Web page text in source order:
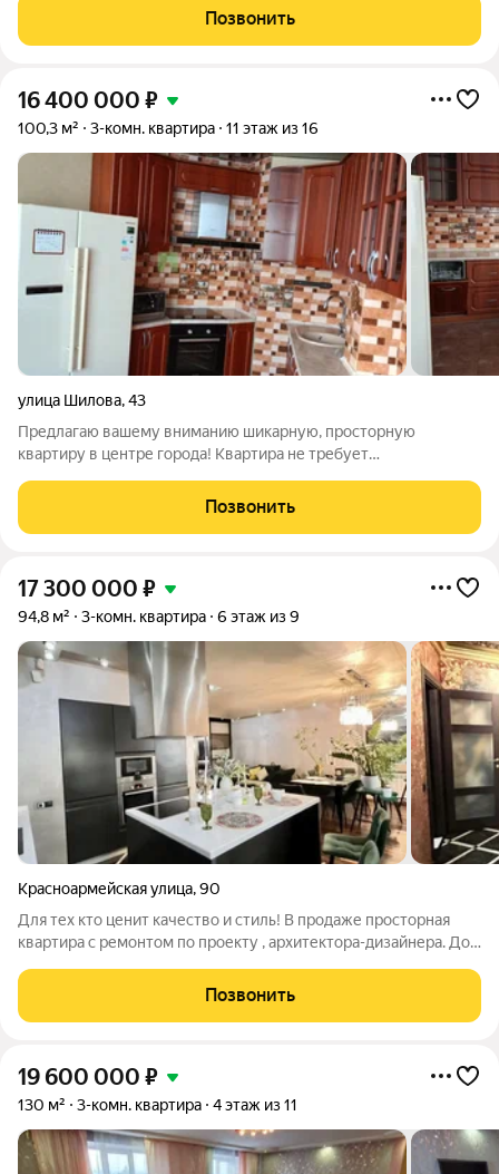
дизайнерским ремонтом, где каждая деталь продумана для
комфортной жизни. Здесь не
Позвонить
16 400 000 ₽
100,3 м² 3-комн. квартира 11 этаж из 16
улица Шилова,43
Предлагаю вашему вниманию шикарную, просторную
квартиру в центре города! Квартира не требует
Квартира расположена на 11 этаже кирпичного дома 2014 года
постройки. В квартире сделан
Позвонить
17 300 000 ₽
94,8 м² 3-комн. квартира 6 этаж из 9
Красноармейская улица,90
Для тех кто ценит качество и стиль! В продаже просторная
квартира с ремонтом по проекту , архитектора-дизайнера. Дом
квартире выполнен качественный ремонт из дорогих
материалов. Просторная кухня
Позвонить
19 600 000 ₽
130 м² 3-комн. квартира 4 этаж из 11